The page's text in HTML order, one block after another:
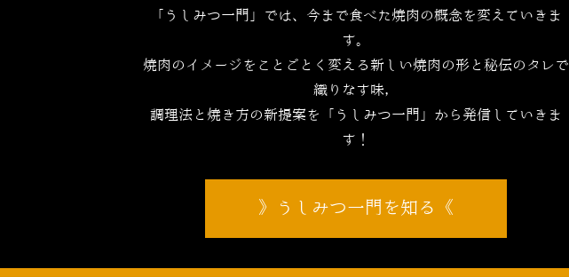
「うしみつ一門」では、今まで食べた焼肉の概念を変えていきま
す。
焼肉のイメージをことごとく変える新しい焼肉の形と秘伝のタレで
織りなす味，
調理法と焼き方の新提案を「うしみつ一門」から発信していきま
す！
うしみつ一門を知る